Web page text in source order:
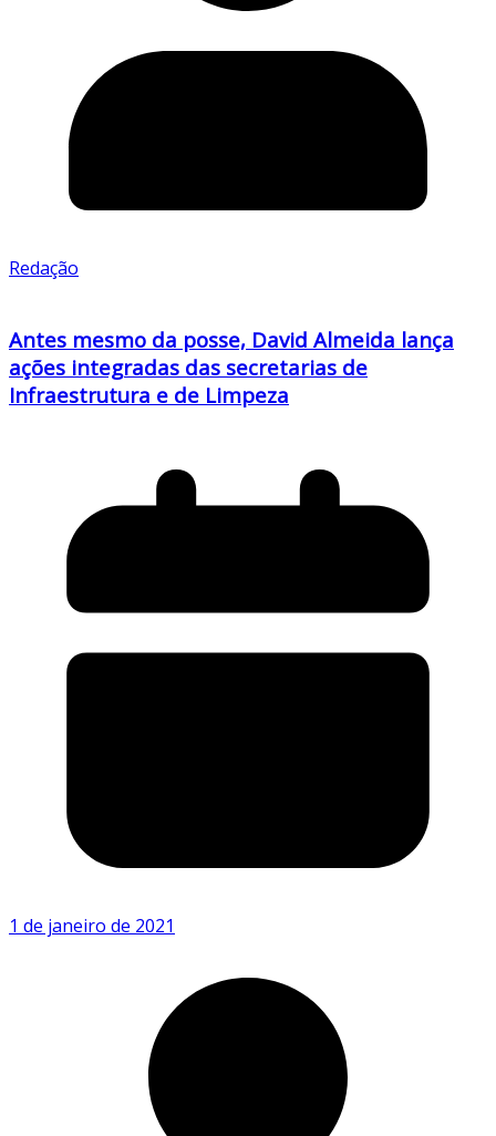
Redação
Antes mesmo da posse, David Almeida lança
ações integradas das secretarias de
Infraestrutura e de Limpeza
1 de janeiro de 2021